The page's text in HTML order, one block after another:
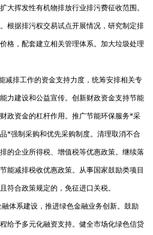
大挥发性有机物排放行业排污费征收范围。
根据排污权交易试点开展情况，研究制定排
格，配套建立相关管理体系。加大垃圾处理
减排工作的资金支持力度，统筹安排相关专
力建设和公益宣传。创新财政资金支持节能
政资金的杠杆作用。推广节能环保服务*采
*强制采购和优先采购制度。清理取消不合
的企业所得税、增值税等优惠政策。继续落
能减排税收优惠政策。从事国家鼓励类项目
符合政策规定的，免征进口关税。
体系建设，推进绿色金融业务创新。鼓励
给予多元化融资支持。健全市场化绿色信贷